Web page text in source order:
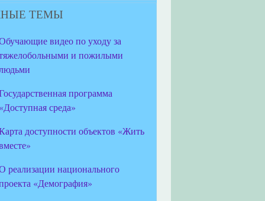
ТЕМЫ
видео по уходу за
и пожилыми
программа
среда»
доступности объектов «Жить
реализации национального
«Демография»